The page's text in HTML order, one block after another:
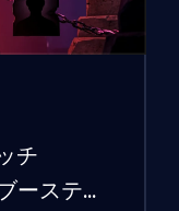
チ
ーステ